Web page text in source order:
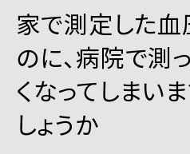
家で測定した
のに、病院で測
くなってしまい
しょうか